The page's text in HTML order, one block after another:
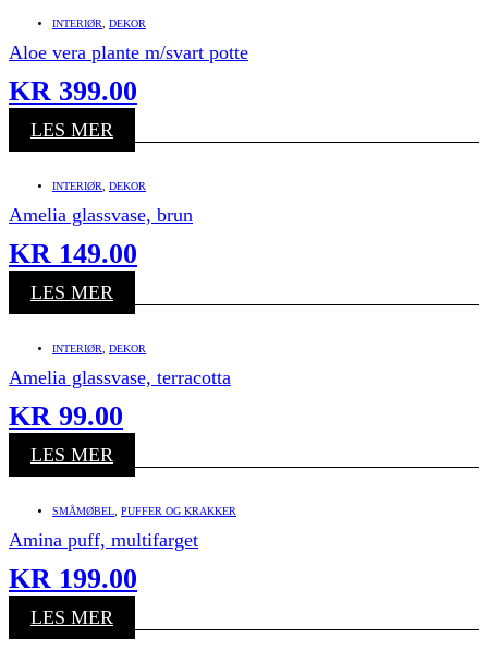
INTERIØR DEKOR
Aloe vera plante m/svart potte
KR 399.00
LES MER
INTERIØR DEKOR
Amelia glassvase, brun
KR 149.00
LES MER
INTERIØR DEKOR
Amelia glassvase, terracotta
KR 99.00
LES MER
SMÅMØBEL PUFFER OG KRAKKER
Amina puff, multifarget
KR 199.00
LES MER